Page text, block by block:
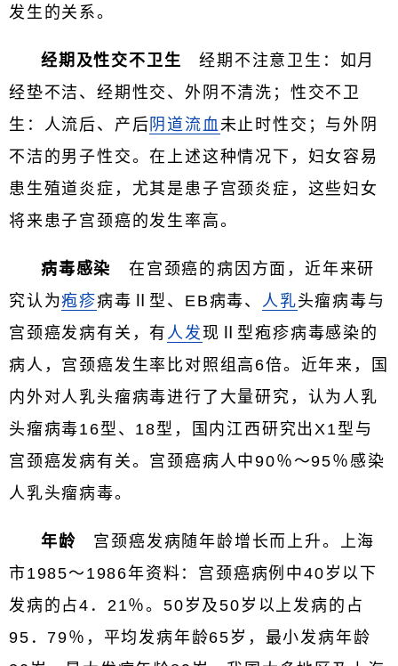
发生的关系。
经期及性交不卫生 经期不注意卫生：如月
经垫不洁、经期性交、外阴不清洗；性交不卫
生：人流后、产后 阴道流血未止时性交；与外阴
不洁的男子性交。在上述这种情况下，妇女容易
患生殖道炎症，尤其是患子宫颈炎症，这些妇女
将来患子宫颈癌的发生率高。
病毒感染 在宫颈癌的病因方面，近年来研
究认为疱疹病毒Ⅱ型、EB病毒、 人乳头瘤病毒与
宫颈癌发病有关，有 人发现Ⅱ型疱疹病毒感染的
病人，宫颈癌发生率比对照组高6倍。近年来，国
内外对人乳头瘤病毒进行了大量研究，认为人乳
头瘤病毒16型、18型，国内江西研究出X1型与
宫颈癌发病有关。宫颈癌病人中90％～95％感染
人乳头瘤病毒。
年龄 宫颈癌发病随年龄增长而上升。上海
市1985～1986年资料：宫颈癌病例中40岁以下
发病的占4．21％。50岁及50岁以上发病的占
95．79％，平均发病年龄65岁，最小发病年龄